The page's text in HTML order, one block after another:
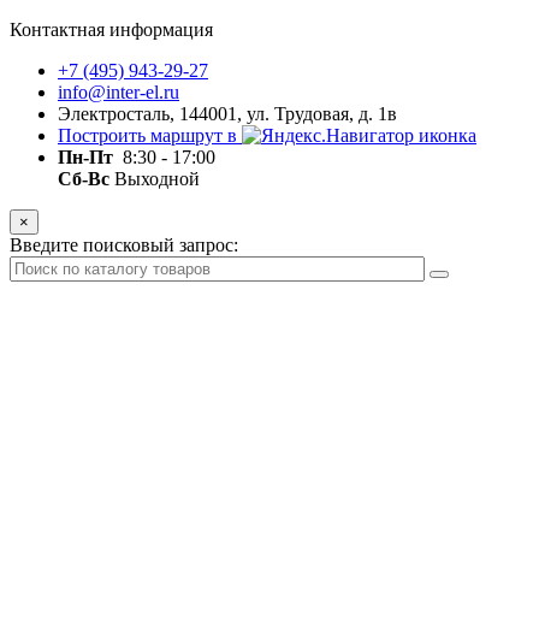
Контактная информация
+7 (495) 943-29-27
info@inter-el.ru
Электросталь, 144001, ул. Трудовая, д. 1в
Построить маршрут в
Пн-Пт 8:30 - 17:00
Сб-Вс Выходной
×
Введите поисковый запрос: